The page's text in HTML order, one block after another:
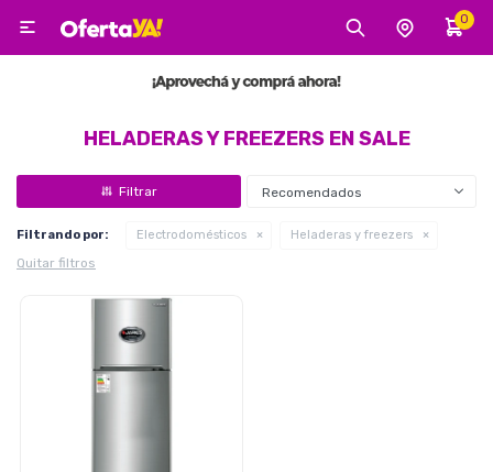
0

HELADERAS Y FREEZERS EN SALE
Recomendados
Filtrando por: Electrodomésticos Heladeras y freezers
Quitar filtros
MI CUENTA
Tecnología
Tv, Audio y Video
Tecnología